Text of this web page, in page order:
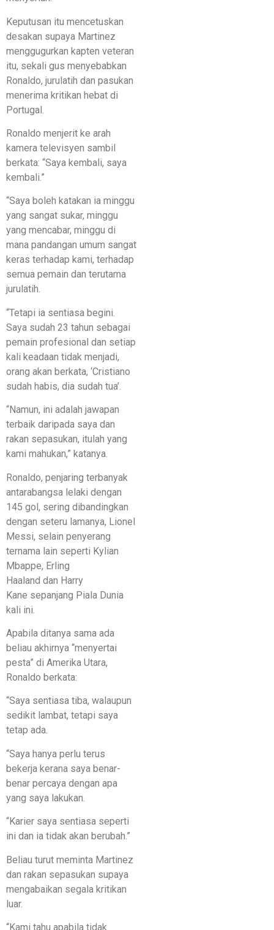
Keputusan itu mencetuskan
desakan supaya Martinez
menggugurkan kapten veteran
itu, sekali gus menyebabkan
Ronaldo, jurulatih dan pasukan
menerima kritikan hebat di
Portugal.
Ronaldo menjerit ke arah
kamera televisyen sambil
berkata: “Saya kembali, saya
kembali.”
“Saya boleh katakan ia minggu
yang sangat sukar, minggu
yang mencabar, minggu di
mana pandangan umum sangat
keras terhadap kami, terhadap
semua pemain dan terutama
jurulatih.
“Tetapi ia sentiasa begini.
Saya sudah 23 tahun sebagai
pemain profesional dan setiap
kali keadaan tidak menjadi,
orang akan berkata, ‘Cristiano
sudah habis, dia sudah tua’.
“Namun, ini adalah jawapan
terbaik daripada saya dan
rakan sepasukan, itulah yang
kami mahukan,” katanya.
Ronaldo, penjaring terbanyak
antarabangsa lelaki dengan
145 gol, sering dibandingkan
dengan seteru lamanya, Lionel
Messi, selain penyerang
ternama lain seperti Kylian
Mbappe, Erling
Haaland dan Harry
Kane sepanjang Piala Dunia
kali ini.
Apabila ditanya sama ada
beliau akhirnya “menyertai
pesta” di Amerika Utara,
Ronaldo berkata:
“Saya sentiasa tiba, walaupun
sedikit lambat, tetapi saya
tetap ada.
“Saya hanya perlu terus
bekerja kerana saya benar-
benar percaya dengan apa
yang saya lakukan.
“Karier saya sentiasa seperti
ini dan ia tidak akan berubah.”
Beliau turut meminta Martinez
dan rakan sepasukan supaya
mengabaikan segala kritikan
luar.
“Kami tahu apabila tidak